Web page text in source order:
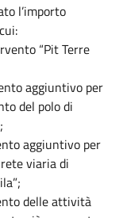
l’importo
“Pit Terre
aggiuntivo per
del polo di
aggiuntivo per
viaria di
delle attività